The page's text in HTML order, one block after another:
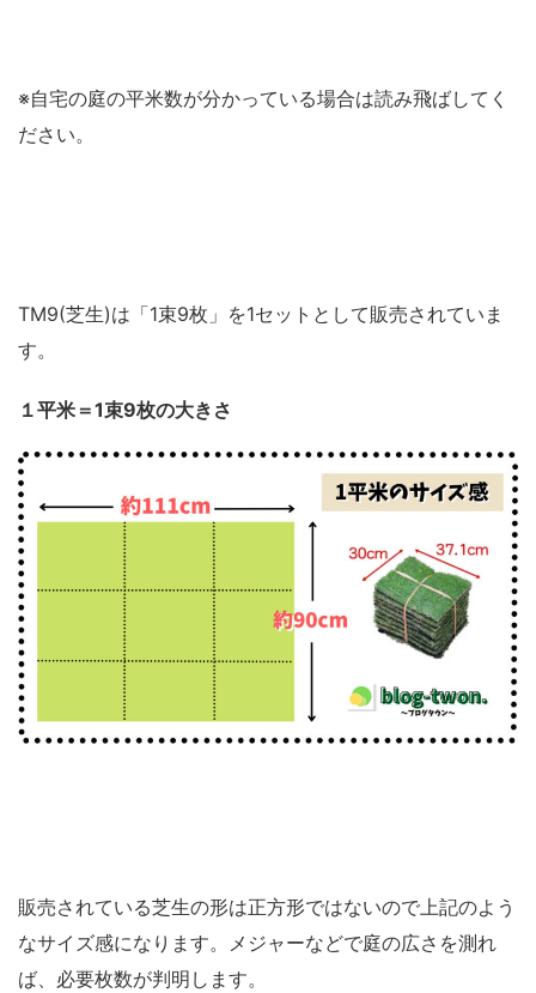
※自宅の庭の平米数が分かっている場合は読み飛ばしてく
ださい。
TM9(芝生)は「1束9枚」を1セットとして販売されていま
す。
１平米＝1束9枚の大きさ
販売されている芝生の形は正方形ではないので上記のよう
なサイズ感になります。メジャーなどで庭の広さを測れ
ば、必要枚数が判明します。